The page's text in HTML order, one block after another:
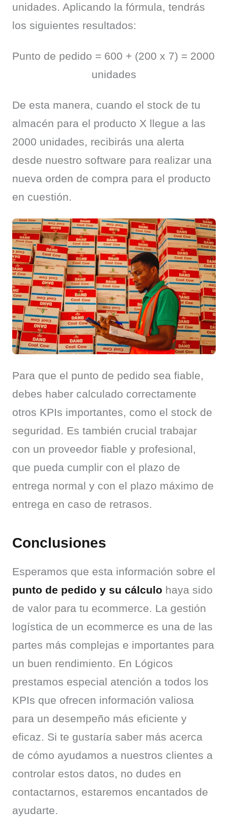
unidades. Aplicando la fórmula, tendrás
los siguientes resultados:
Punto de pedido = 600 + (200 x 7) = 2000
unidades
De esta manera, cuando el stock de tu
almacén para el producto X llegue a las
2000 unidades, recibirás una alerta
desde nuestro software para realizar una
nueva orden de compra para el producto
en cuestión.
Para que el punto de pedido sea fiable,
debes haber calculado correctamente
otros KPIs importantes, como el stock de
seguridad. Es también crucial trabajar
con un proveedor fiable y profesional,
que pueda cumplir con el plazo de
entrega normal y con el plazo máximo de
entrega en caso de retrasos.
Conclusiones
punto de pedido y su cálculo haya sido
de valor para tu ecommerce. La gestión
logística de un ecommerce es una de las
partes más complejas e importantes para
un buen rendimiento. En Lógicos
prestamos especial atención a todos los
KPIs que ofrecen información valiosa
para un desempeño más eficiente y
eficaz. Si te gustaría saber más acerca
de cómo ayudamos a nuestros clientes a
controlar estos datos, no dudes en
contactarnos, estaremos encantados de
ayudarte.